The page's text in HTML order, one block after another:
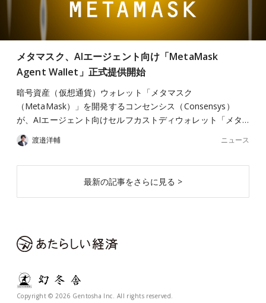
メタマスク、AIエージェント向け「MetaMask
Agent Wallet」正式提供開始
暗号資産（仮想通貨）ウォレット「メタマスク
（MetaMask）」を開発するコンセンシス（Consensys）
が、AIエージェント向けセルフカストディウォレット「メタ…
渡邉洋輔 ニュース
最新の記事をさらに見る >
Copyright © 2026 Gentosha Inc. All rights reserved.